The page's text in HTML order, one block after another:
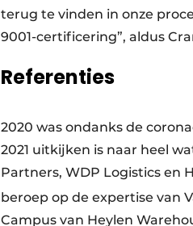
terug te vinden in onze
9001-certificering”, aldus
Referenties
2020 was ondanks de
2021 uitkijken is naar heel
Partners, WDP Logistics en
beroep op de expertise van
Campus van Heylen